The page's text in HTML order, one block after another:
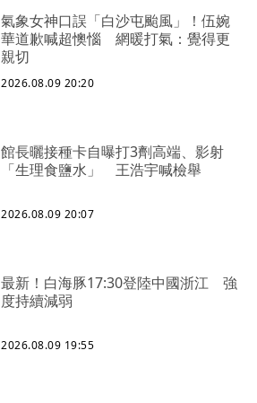
氣象女神口誤「白沙屯颱風」！伍婉
華道歉喊超懊惱 網暖打氣：覺得更
親切
2026.08.09 20:20
館長曬接種卡自曝打3劑高端、影射
「生理食鹽水」 王浩宇喊檢舉
2026.08.09 20:07
最新！白海豚17:30登陸中國浙江 強
度持續減弱
2026.08.09 19:55